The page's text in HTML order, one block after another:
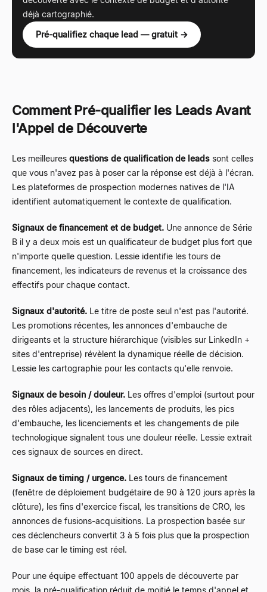
déjà cartographié.
Pré-qualifiez chaque lead — gratuit →
Comment Pré-qualifier les Leads Avant
l'Appel de Découverte
Les meilleures questions de qualification de leads sont celles
que vous n'avez pas à poser car la réponse est déjà à l'écran.
Les plateformes de prospection modernes natives de l'IA
identifient automatiquement le contexte de qualification.
Signaux de financement et de budget. Une annonce de Série
B il y a deux mois est un qualificateur de budget plus fort que
n'importe quelle question. Lessie identifie les tours de
financement, les indicateurs de revenus et la croissance des
effectifs pour chaque contact.
Signaux d'autorité. Le titre de poste seul n'est pas l'autorité.
Les promotions récentes, les annonces d'embauche de
dirigeants et la structure hiérarchique (visibles sur LinkedIn +
sites d'entreprise) révèlent la dynamique réelle de décision.
Lessie les cartographie pour les contacts qu'elle renvoie.
Signaux de besoin / douleur. Les offres d'emploi (surtout pour
des rôles adjacents), les lancements de produits, les pics
d'embauche, les licenciements et les changements de pile
technologique signalent tous une douleur réelle. Lessie extrait
ces signaux de sources en direct.
Signaux de timing / urgence. Les tours de financement
(fenêtre de déploiement budgétaire de 90 à 120 jours après la
clôture), les fins d'exercice fiscal, les transitions de CRO, les
annonces de fusions-acquisitions. La prospection basée sur
ces déclencheurs convertit 3 à 5 fois plus que la prospection
de base car le timing est réel.
Pour une équipe effectuant 100 appels de découverte par
mois, la pré-qualification réduit de moitié le temps d'appel et